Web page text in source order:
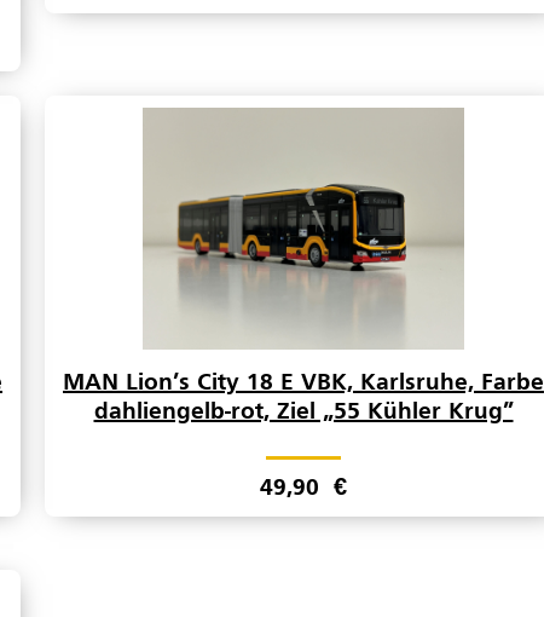
MAN Lion’s City 18 E VBK, Karlsruhe, Farbe
dahliengelb-rot, Ziel „55 Kühler Krug”
49,90 €